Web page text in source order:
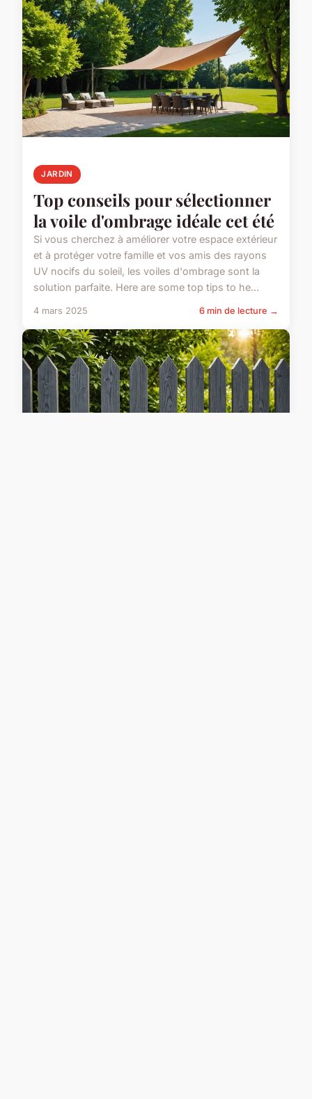
JARDIN
Top conseils pour sélectionner
la voile d'ombrage idéale cet été
Si vous cherchez à améliorer votre espace extérieur
et à protéger votre famille et vos amis des rayons
UV nocifs du soleil, les voiles d'ombrage sont la
solution parfaite. Here are some top tips to he...
4 mars 2025 6 min de lecture →